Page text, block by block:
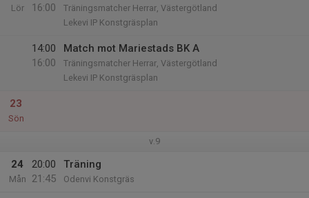
Lör
16:00
Träningsmatcher Herrar, Västergötland
Lekevi IP Konstgräsplan
14:00
16:00
Match mot Mariestads BK A
Träningsmatcher Herrar, Västergötland
Lekevi IP Konstgräsplan
23
Sön
v.9
24
Mån
20:00
21:45
Träning
Odenvi Konstgräs